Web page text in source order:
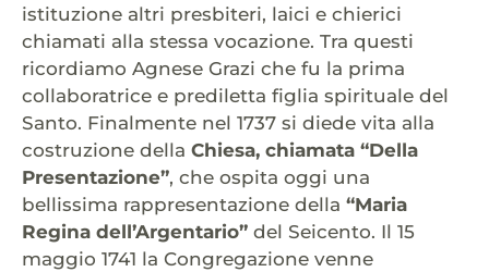
istituzione altri presbiteri, laici e chierici
chiamati alla stessa vocazione. Tra questi
ricordiamo Agnese Grazi che fu la prima
collaboratrice e prediletta figlia spirituale del
Santo. Finalmente nel 1737 si diede vita alla
costruzione della Chiesa, chiamata “Della
Presentazione”, che ospita oggi una
bellissima rappresentazione della “Maria
Regina dell’Argentario” del Seicento. Il 15
maggio 1741 la Congregazione venne